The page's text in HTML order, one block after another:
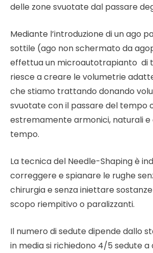
delle zone svuotate dal passare
Mediante l’introduzione di un ago
sottile (ago non schermato da
effettua un microautotrapianto di
riesce a creare le volumetrie
che stiamo trattando donando
svuotate con il passare del tempo
estremamente armonici, naturali e
tempo.
La tecnica del Needle-Shaping è
correggere e spianare le rughe
chirurgia e senza iniettare
scopo riempitivo o paralizzanti.
Il numero di sedute dipende dallo
in media si richiedono 4/5 sedute a